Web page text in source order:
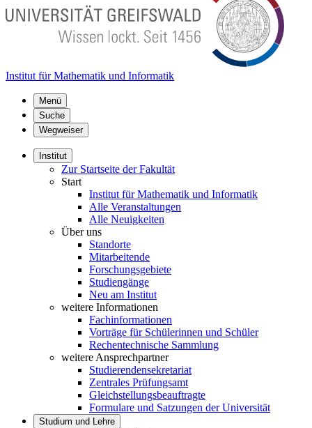
Institut für Mathematik und Informatik
Menü
Suche
Wegweiser
Institut
Zur Startseite der Fakultät
Start
Institut für Mathematik und Informatik
Alle Veranstaltungen
Alle Neuigkeiten
Über uns
Standorte
Mitarbeitende
Forschungsgebiete
Studiengänge
Neu am Institut
weitere Informationen
Fachinformationen
Vorträge für Schülerinnen und Schüler
Rechentechnische Sammlung
weitere Ansprechpartner
Studierendensekretariat
Zentrales Prüfungsamt
Gleichstellungsbeauftragte
Formulare und Satzungen der Universität
Studium und Lehre